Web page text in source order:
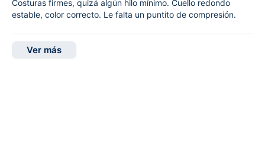
Costuras firmes, quizá algún hilo mínimo. Cuello redondo
estable, color correcto. Le falta un puntito de compresión.
Ver más